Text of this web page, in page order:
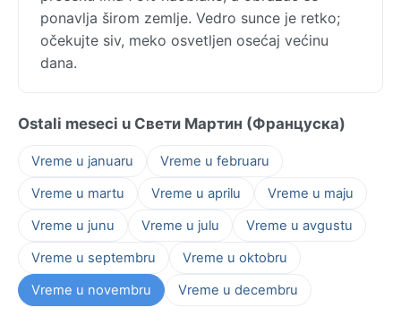
ponavlja širom zemlje. Vedro sunce je retko;
očekujte siv, meko osvetljen osećaj većinu
dana.
Ostali meseci u Свети Мартин (Француска)
Vreme u januaru
Vreme u februaru
Vreme u martu
Vreme u aprilu
Vreme u maju
Vreme u junu
Vreme u julu
Vreme u avgustu
Vreme u septembru
Vreme u oktobru
Vreme u novembru
Vreme u decembru